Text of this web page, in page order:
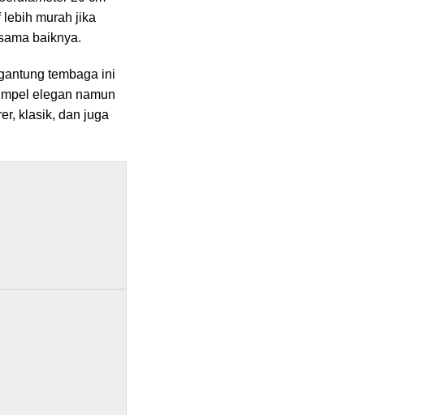
lebih murah jika
baiknya.
tembaga ini
elegan namun
klasik, dan juga